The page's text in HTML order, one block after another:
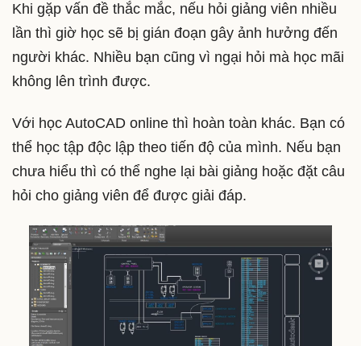
Khi gặp vấn đề thắc mắc, nếu hỏi giảng viên nhiều
lần thì giờ học sẽ bị gián đoạn gây ảnh hưởng đến
người khác. Nhiều bạn cũng vì ngại hỏi mà học mãi
không lên trình được.
Với học AutoCAD online thì hoàn toàn khác. Bạn có
thể học tập độc lập theo tiến độ của mình. Nếu bạn
chưa hiểu thì có thể nghe lại bài giảng hoặc đặt câu
hỏi cho giảng viên để được giải đáp.